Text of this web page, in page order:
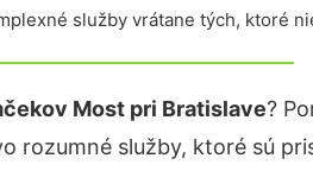
služby vrátane tých, ktoré
Most pri Bratislave?
rozumné služby, ktoré sú